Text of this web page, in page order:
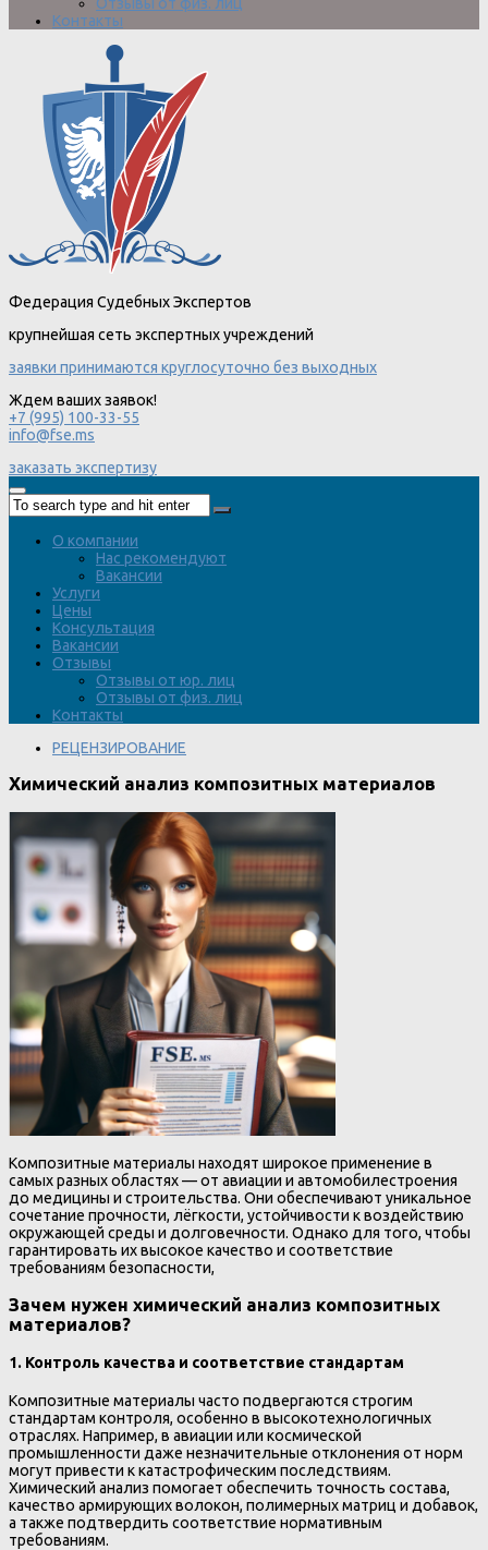
Отзывы от физ. лиц
Контакты
Федерация Судебных Экспертов
крупнейшая сеть экспертных учреждений
заявки принимаются круглосуточно без выходных
Ждем ваших заявок!
+7 (995) 100-33-55
info@fse.ms
заказать экспертизу
О компании
Нас рекомендуют
Вакансии
Услуги
Цены
Консультация
Вакансии
Отзывы
Отзывы от юр. лиц
Отзывы от физ. лиц
Контакты
РЕЦЕНЗИРОВАНИЕ
Химический анализ композитных материалов
Композитные материалы находят широкое применение в
самых разных областях — от авиации и автомобилестроения
до медицины и строительства. Они обеспечивают уникальное
сочетание прочности, лёгкости, устойчивости к воздействию
окружающей среды и долговечности. Однако для того, чтобы
гарантировать их высокое качество и соответствие
требованиям безопасности,
Зачем нужен химический анализ композитных
материалов?
1. Контроль качества и соответствие стандартам
Композитные материалы часто подвергаются строгим
стандартам контроля, особенно в высокотехнологичных
отраслях. Например, в авиации или космической
промышленности даже незначительные отклонения от норм
могут привести к катастрофическим последствиям.
Химический анализ помогает обеспечить точность состава,
качество армирующих волокон, полимерных матриц и добавок,
а также подтвердить соответствие нормативным
требованиям.